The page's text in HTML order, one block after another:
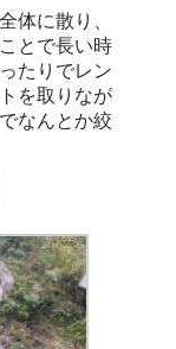
体に散り、
とで長い時
たりでレン
を取りなが
なんとか絞